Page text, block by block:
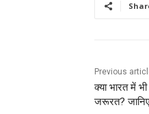
Previous
क्या भारत में
जरूरत?